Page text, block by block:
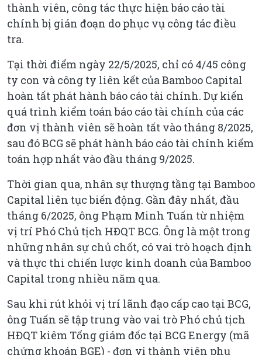
thành viên, công tác thực hiện báo cáo tài
chính bị gián đoạn do phục vụ công tác điều
tra.
Tại thời điểm ngày 22/5/2025, chỉ có 4/45 công
ty con và công ty liên kết của Bamboo Capital
hoàn tất phát hành báo cáo tài chính. Dự kiến
quá trình kiểm toán báo cáo tài chính của các
đơn vị thành viên sẽ hoàn tất vào tháng 8/2025,
sau đó BCG sẽ phát hành báo cáo tài chính kiểm
toán hợp nhất vào đầu tháng 9/2025.
Thời gian qua, nhân sự thượng tầng tại Bamboo
Capital liên tục biến động. Gần đây nhất, đầu
tháng 6/2025, ông Phạm Minh Tuấn từ nhiệm
vị trí Phó Chủ tịch HĐQT BCG. Ông là một trong
những nhân sự chủ chốt, có vai trò hoạch định
và thực thi chiến lược kinh doanh của Bamboo
Capital trong nhiều năm qua.
Sau khi rút khỏi vị trí lãnh đạo cấp cao tại BCG,
ông Tuấn sẽ tập trung vào vai trò Phó chủ tịch
HĐQT kiêm Tổng giám đốc tại BCG Energy (mã
chứng khoán BGE) - đơn vị thành viên phụ